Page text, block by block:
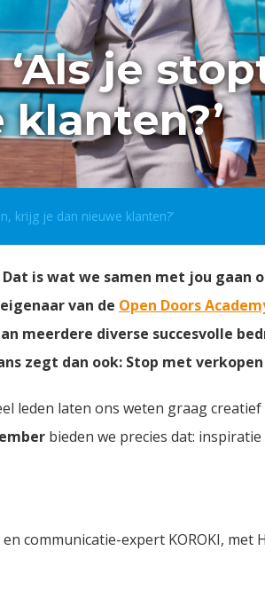
je
krijg je dan nieuwe klanten?’
Dat is wat we samen met jou gaan
van de Open Doors
meerdere diverse succesvolle
zegt dan ook: Stop met
leden laten ons weten graag
bieden we precies dat:
communicatie-expert KOROKI, met